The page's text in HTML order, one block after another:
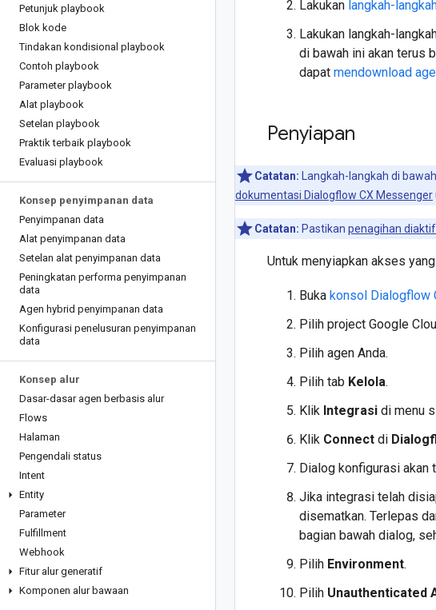
Petunjuk playbook
Blok kode
Tindakan kondisional playbook
Contoh playbook
Parameter playbook
Alat playbook
Setelan playbook
Praktik terbaik playbook
Evaluasi playbook
Konsep penyimpanan data
Penyimpanan data
Alat penyimpanan data
Setelan alat penyimpanan data
Peningkatan performa penyimpanan
data
Agen hybrid penyimpanan data
Konfigurasi penelusuran penyimpanan
data
Konsep alur
Dasar-dasar agen berbasis alur
Flows
Halaman
Pengendali status
Intent
Entity
Parameter
Fulfillment
Webhook
Fitur alur generatif
Komponen alur bawaan
Lakukan langkah-
Lakukan langkah-
di bawah ini akan terus
dapat mendownload
Penyiapan
Catatan: Langkah-langkah di
dokumentasi Dialogflow CX Messenger
Catatan: Pastikan penagihan
Untuk menyiapkan akses
Buka konsol Dialogflow
Pilih project Google
Pilih agen Anda.
Pilih tab Kelola.
Klik Integrasi di menu
Klik Connect di
Dialog konfigurasi akan
Jika integrasi telah
disematkan. Terlepas
bagian bawah dialog,
Pilih Environment.
Pilih Unauthenticated